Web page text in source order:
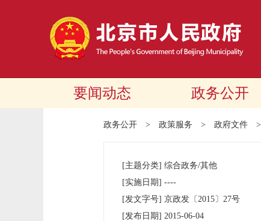
要闻动态 政务公开
政务公开 > 政策服务 > 政府文件
[主题分类] 综合政务/其他
[实施日期] ----
[发文字号] 京政发 〔2015〕 27号
[发布日期] 2015-06-04